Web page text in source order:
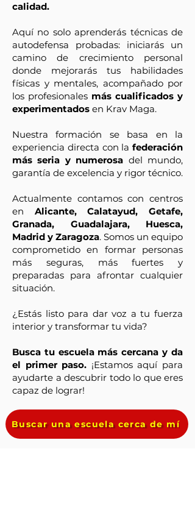
calidad.
Aquí no solo aprenderás técnicas de
autodefensa probadas: iniciarás un
camino de crecimiento personal
donde mejorarás tus habilidades
físicas y mentales, acompañado por
los profesionales más cualificados y
experimentados en Krav Maga.
Nuestra formación se basa en la
experiencia directa con la federación
más seria y numerosa del mundo,
garantía de excelencia y rigor técnico.
Actualmente contamos con centros
en Alicante, Calatayud, Getafe,
Granada, Guadalajara, Huesca,
Madrid y Zaragoza. Somos un equipo
comprometido en formar personas
más seguras, más fuertes y
preparadas para afrontar cualquier
situación.
¿Estás listo para dar voz a tu fuerza
interior y transformar tu vida?
Busca tu escuela más cercana y da
el primer paso. ¡Estamos aquí para
ayudarte a descubrir todo lo que eres
capaz de lograr!
Buscar una escuela cerca de mí